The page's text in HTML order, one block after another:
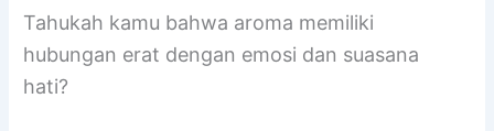
Tahukah kamu bahwa aroma memiliki
hubungan erat dengan emosi dan suasana
hati?